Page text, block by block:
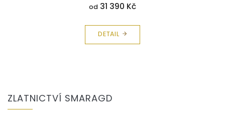
od 31 390 Kč
DETAIL
ZLATNICTVÍ SMARAGD